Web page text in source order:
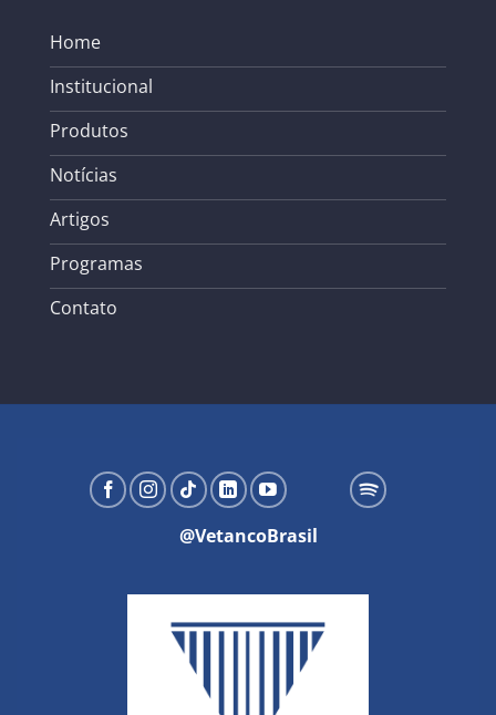
Home
Institucional
Produtos
Notícias
Artigos
Programas
Contato
@VetancoBrasil